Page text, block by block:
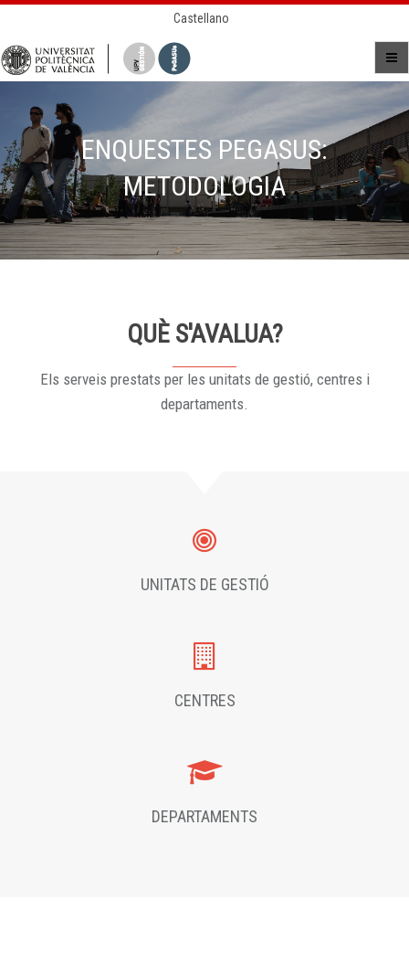
Castellano
ENQUESTES PEGASUS:
METODOLOGIA
QUÈ S'AVALUA?
Els serveis prestats per les unitats de gestió, centres i
departaments.
UNITATS DE GESTIÓ
CENTRES
DEPARTAMENTS